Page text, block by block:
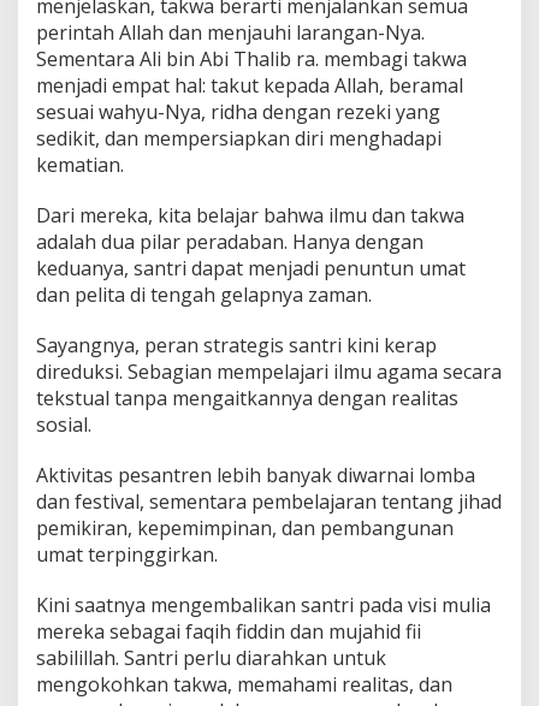
menjelaskan, takwa berarti menjalankan semua
perintah Allah dan menjauhi larangan-Nya.
Sementara Ali bin Abi Thalib ra. membagi takwa
menjadi empat hal: takut kepada Allah, beramal
sesuai wahyu-Nya, ridha dengan rezeki yang
sedikit, dan mempersiapkan diri menghadapi
kematian.
Dari mereka, kita belajar bahwa ilmu dan takwa
adalah dua pilar peradaban. Hanya dengan
keduanya, santri dapat menjadi penuntun umat
dan pelita di tengah gelapnya zaman.
Sayangnya, peran strategis santri kini kerap
direduksi. Sebagian mempelajari ilmu agama secara
tekstual tanpa mengaitkannya dengan realitas
sosial.
Aktivitas pesantren lebih banyak diwarnai lomba
dan festival, sementara pembelajaran tentang jihad
pemikiran, kepemimpinan, dan pembangunan
umat terpinggirkan.
Kini saatnya mengembalikan santri pada visi mulia
mereka sebagai faqih fiddin dan mujahid fii
sabilillah. Santri perlu diarahkan untuk
mengokohkan takwa, memahami realitas, dan